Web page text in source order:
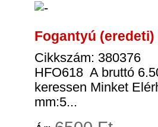
Fogantyú (eredeti)
Cikkszám: 380376
HFO618 A bruttó
keressen Minket
mm:5...